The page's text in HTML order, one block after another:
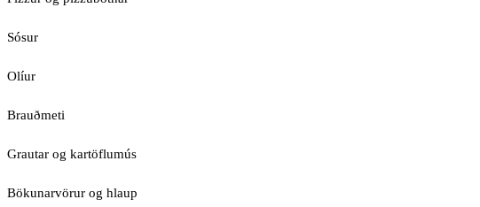
Sósur
Olíur
Brauðmeti
Grautar og kartöflumús
Bökunarvörur og hlaup